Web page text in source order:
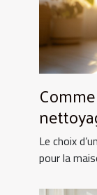
votre
Le choix
pour la